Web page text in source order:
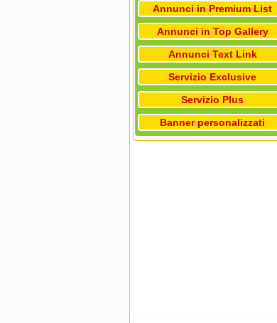
Annunci in Premium List
Annunci in Top Gallery
Annunci Text Link
Servizio Exclusive
Servizio Plus
Banner personalizzati